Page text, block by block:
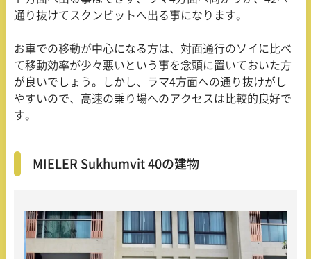
通り抜けてスクンビットへ出る事になります。
お車での移動が中心になる方は、対面通行のソイに比べ
て移動効率が少々悪いという事を念頭に置いておいた方
が良いでしょう。しかし、ラマ4方面への通り抜けがし
やすいので、高速の乗り場へのアクセスは比較的良好で
す。
MIELER Sukhumvit 40の建物